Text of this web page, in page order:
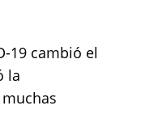
19 cambió el
la